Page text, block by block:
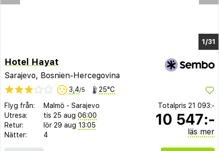
1/27
Hotel Hayat
Sarajevo, Bosnien-Hercegovina
3,4/5 25°C
Flyg från: Malmö - Sarajevo
Utresa:
tis 25 aug 06:00
Retur:
lör 29 aug 13:05
Nätter:
4
Totalpris 21 093:-
10 547:-
läs mer